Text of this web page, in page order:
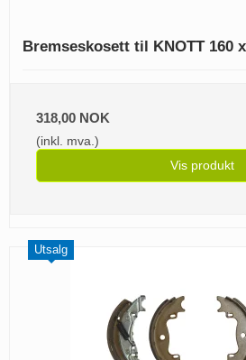
Bremseskosett til KNOTT 160
318,00 NOK
(inkl. mva.)
Vis produkt
Utsalg